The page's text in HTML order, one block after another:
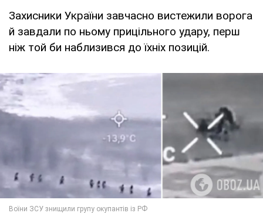
Захисники України завчасно вистежили ворога
й завдали по ньому прицільного удару, перш
ніж той би наблизився до їхніх позицій.